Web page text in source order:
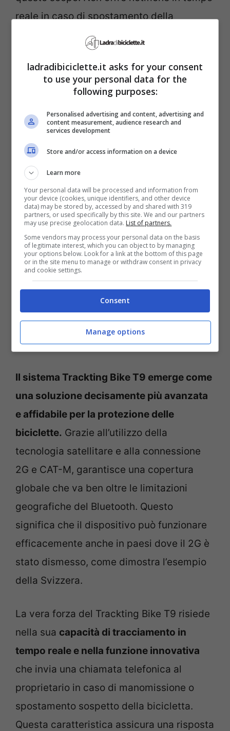
reale in caso di spostamento della
bicicletta e la sua efficacia è fortemente
condizionata dalla presenza nelle
vicinanze di dispositivi Apple o compatibili
con Android per la localizzazione tramite
Bluetooth. Questa caratteristica ne limita
fortemente l’utilizzo in aree meno popolate
o in quelle dove i dispositivi mobili non
sono costantemente presenti.
Come evitare il furto della bici (LadradiBiciclette.it)
Il sistema Trackting Bike T9 emerge come
una soluzione decisamente più avanzata
e affidabile per la protezione delle
biciclette. Grazie all’utilizzo della
tecnologia satellitare e alla connessione
2G e CAT-M, garantisce una copertura
globale che va ben oltre le limitazioni
geografiche del Bluetooth. Questo
significa che il dispositivo può funzionare
efficacemente anche in paesi dove il 2G è
stato dismesso, come dimostra l’esempio
della Svizzera.
La vera forza del Trackting Bike T9 risiede
nella sua capacità di tracciamento in
tempo reale e nella funzione innovativa
che invia una chiamata telefonica al
proprietario in caso di manomissione o
spostamento sospetto della bicicletta.
Questa caratteristica assicura una risposta
ladradibiciclette.it asks for your consent
to use your personal data for the
following purposes:
Personalised advertising and content, advertising and
content measurement, audience research and
services development
Store and/or access information on a device
Learn more
Your personal data will be processed and information from
your device (cookies, unique identifiers, and other device
data) may be stored by, accessed by and shared with 319
partners, or used specifically by this site. We and our partners
may use precise geolocation data. List of partners.
Some vendors may process your personal data on the basis
of legitimate interest, which you can object to by managing
your options below. Look for a link at the bottom of this page
or in the site menu to manage or withdraw consent in privacy
and cookie settings.
Consent
Manage options